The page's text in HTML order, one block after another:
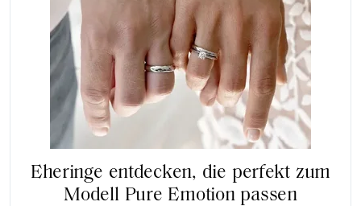
Eheringe entdecken, die perfekt zum
Modell Pure Emotion passen